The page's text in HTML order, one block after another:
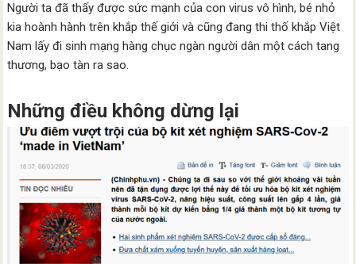
Người ta đã thấy được sức mạnh của con virus vô hình, bé nhỏ
kia hoành hành trên khắp thế giới và cũng đang thi thố khắp Việt
Nam lấy đi sinh mạng hàng chục ngàn người dân một cách tang
thương, bạo tàn ra sao.
Những điều không dừng lại